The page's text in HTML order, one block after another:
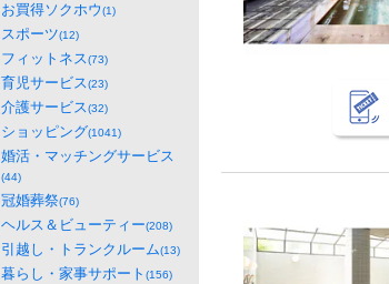
お買得ソクホウ(1)
スポーツ(12)
フィットネス(73)
育児サービス(23)
介護サービス(32)
ショッピング(1041)
婚活・マッチングサービス
(44)
冠婚葬祭(76)
ヘルス＆ビューティー(208)
引越し・トランクルーム(13)
暮らし・家事サポート (156)